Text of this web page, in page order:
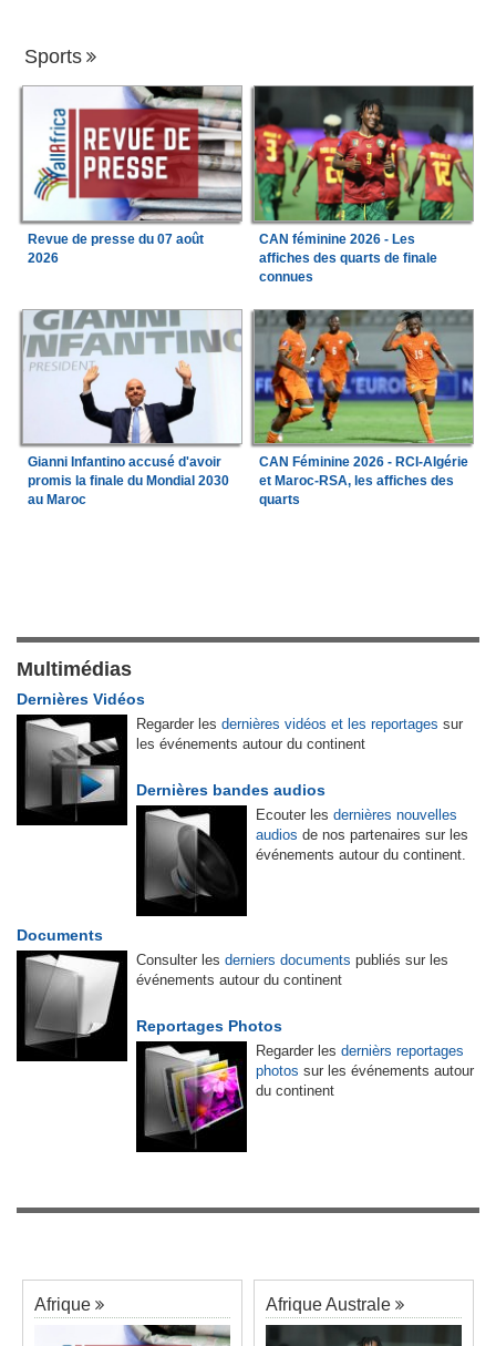
Sports
Revue de presse du 07 août
2026
CAN féminine 2026 - Les
affiches des quarts de finale
connues
Gianni Infantino accusé d'avoir
promis la finale du Mondial 2030
au Maroc
CAN Féminine 2026 - RCI-Algérie
et Maroc-RSA, les affiches des
quarts
Multimédias
Dernières Vidéos
Regarder les dernières vidéos et les reportages sur
les événements autour du continent
Dernières bandes audios
Ecouter les dernières nouvelles
audios de nos partenaires sur les
événements autour du continent.
Documents
Consulter les derniers documents publiés sur les
événements autour du continent
Reportages Photos
Regarder les dernièrs reportages
photos sur les événements autour
du continent
Afrique Afrique Australe